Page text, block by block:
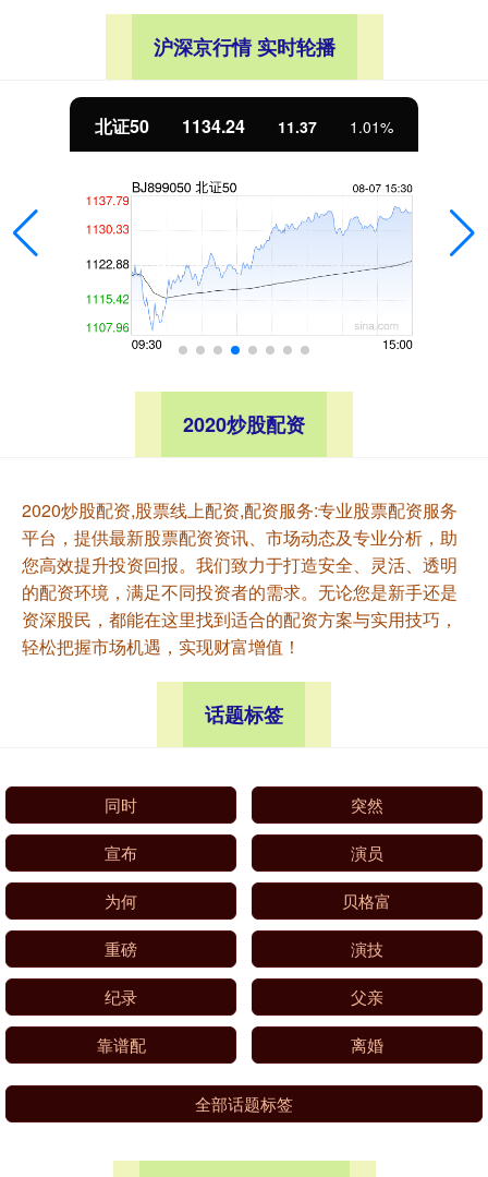
沪深京行情 实时轮播
北证50 1134.24 11.37 1.01%
2020炒股配资
2020炒股配资,股票线上配资,配资服务:专业股票配资服务
平台，提供最新股票配资资讯、市场动态及专业分析，助
您高效提升投资回报。我们致力于打造安全、灵活、透明
的配资环境，满足不同投资者的需求。无论您是新手还是
资深股民，都能在这里找到适合的配资方案与实用技巧，
轻松把握市场机遇，实现财富增值！
话题标签
同时 突然
宣布 演员
为何 贝格富
重磅 演技
纪录 父亲
靠谱配 离婚
全部话题标签